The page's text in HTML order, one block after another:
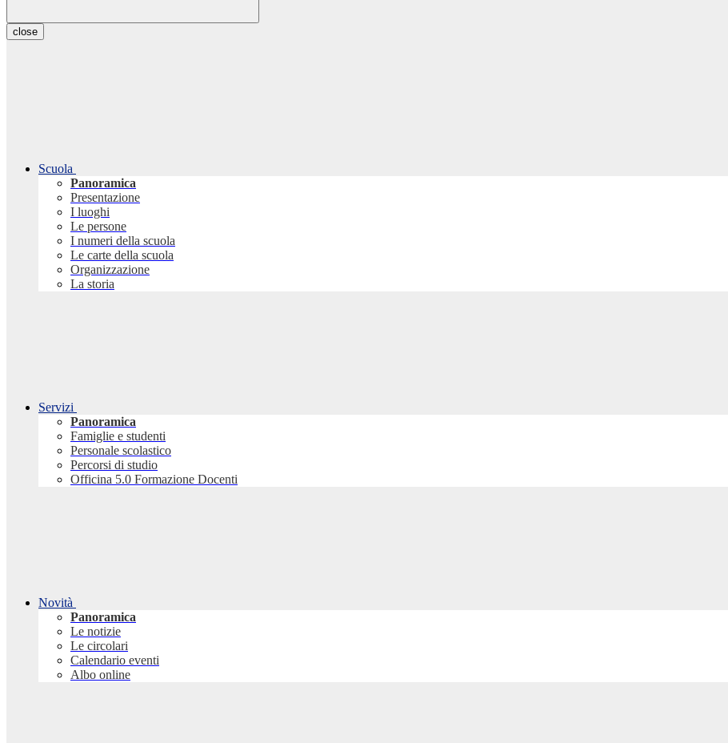
close
Scuola
Panoramica
Presentazione
I luoghi
Le persone
I numeri della scuola
Le carte della scuola
Organizzazione
La storia
Servizi
Panoramica
Famiglie e studenti
Personale scolastico
Percorsi di studio
Officina 5.0 Formazione Docenti
Novità
Panoramica
Le notizie
Le circolari
Calendario eventi
Albo online